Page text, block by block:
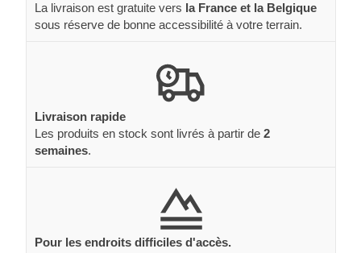
La livraison est gratuite vers la France et la Belgique
sous réserve de bonne accessibilité à votre terrain.
Livraison rapide
Les produits en stock sont livrés à partir de 2
semaines.
Pour les endroits difficiles d'accès.